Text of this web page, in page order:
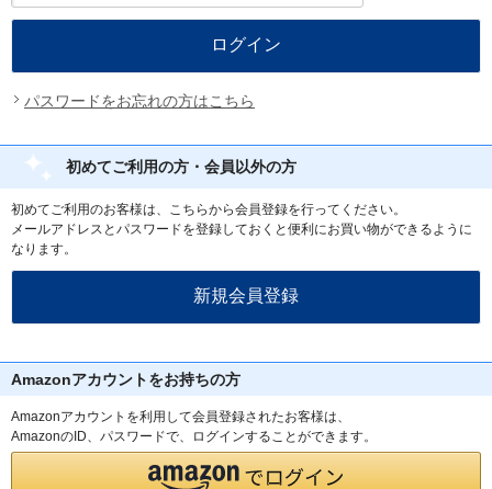
パスワードをお忘れの方はこちら
初めてご利用の方・会員以外の方
初めてご利用のお客様は、こちらから会員登録を行ってください。
メールアドレスとパスワードを登録しておくと便利にお買い物ができるように
なります。
Amazonアカウントをお持ちの方
Amazonアカウントを利用して会員登録されたお客様は、
AmazonのID、パスワードで、ログインすることができます。